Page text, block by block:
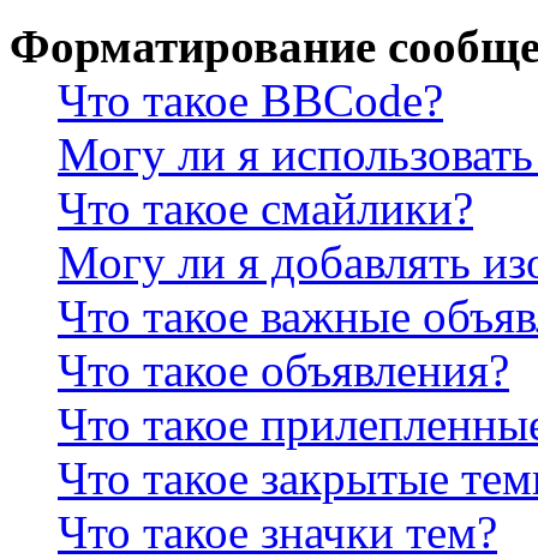
Форматирование
Что такое BBCode?
Могу ли я
Что такое смайлики?
Могу ли я добавлять
Что такое важные
Что такое объявления?
Что такое
Что такое закрытые
Что такое значки тем?